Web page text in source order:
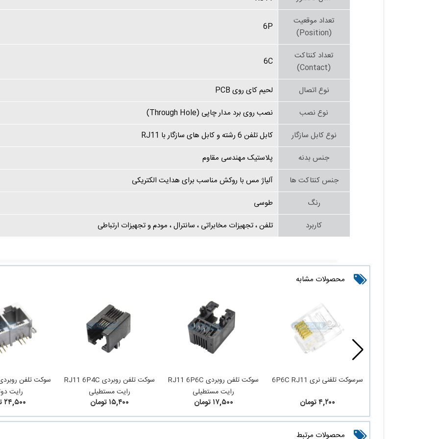
تعداد موقعیت
(Position)
6P
تعداد کنتاکت
(Contact)
6C
نوع اتصال
لحیم کای روی PCB
نوع نصب
نصب روی برد مدار چاپی (Through Hole)
نوع کابل سازگار
کابل تلفن 6 رشته و کابل های سازگار با RJ11
جنس بدنه
پلاستیک مهندسی مقاوم
جنس کنتاکت ها
آلیاژ مس با روکش مناسب برای هدایت الکتریکی
رنگ
طوسی
کاربرد
تلفن ، تجهیزات مخابراتی ، سانترال ، مودم و تجهیزات ارتباطی
محصولات مشابه
سرسوکت تلفنی نری 6P6C RJ11
۴,۲۰۰ تومان
سوکت تلفن روبردی RJ11 6P6C
رایت مستطیلی
۱۷,۵۰۰ تومان
سوکت تلفن روبردی RJ11 6P4C
رایت مستطیلی
۱۵,۴۰۰ تومان
رایت
۲۴,۵۰۰ تومان
محصولات مرتبط